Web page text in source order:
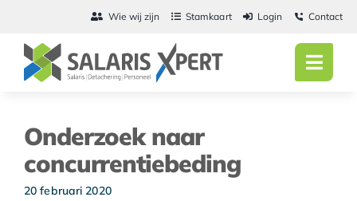
inhoud
Wie wij zijn Stamkaart Login Contact
Onderzoek naar
concurrentiebeding
20 februari 2020